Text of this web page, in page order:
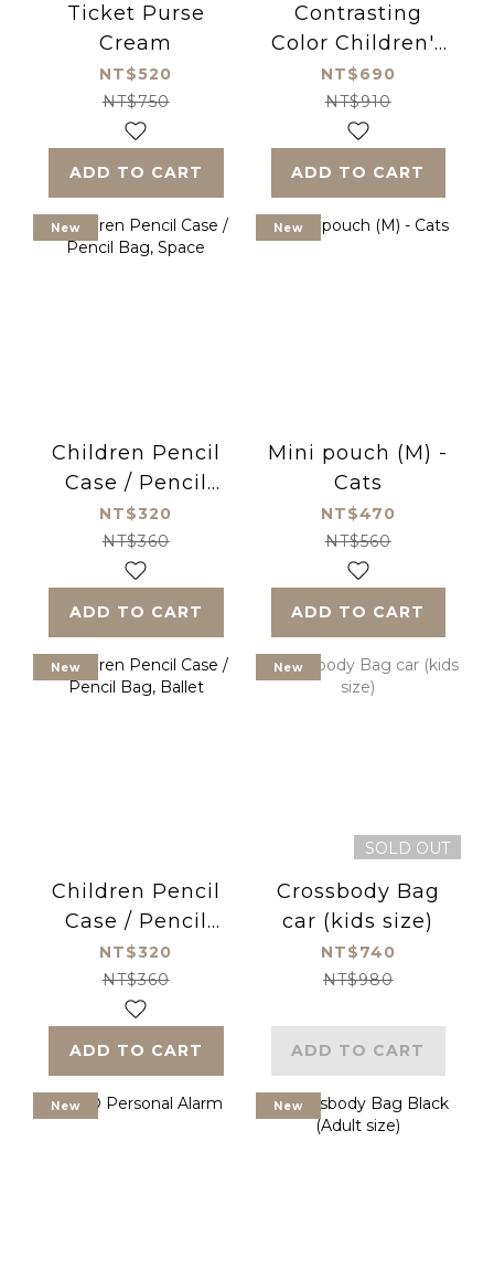
Ticket Purse
Cream
NT$520
NT$750
ADD TO CART
Contrasting
Color Children's
Baseball Cap -
Khaki
NT$690
NT$910
ADD TO CART
New
Children Pencil
Case / Pencil
Bag, Space
NT$320
NT$360
ADD TO CART
New
Mini pouch (M) -
Cats
NT$470
NT$560
ADD TO CART
New
Children Pencil
Case / Pencil
Bag, Ballet
NT$320
NT$360
ADD TO CART
New
SOLD OUT
Crossbody Bag
car (kids size)
NT$740
NT$980
ADD TO CART
New New